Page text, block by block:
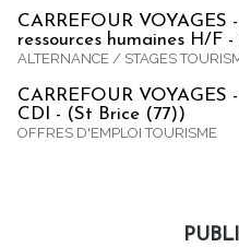
CARREFOUR
ressources humaines H/F
ALTERNANCE / STAGES
CARREFOUR VOYAGES
CDI - (St Brice (77))
OFFRES D'EMPLOI TOURISME